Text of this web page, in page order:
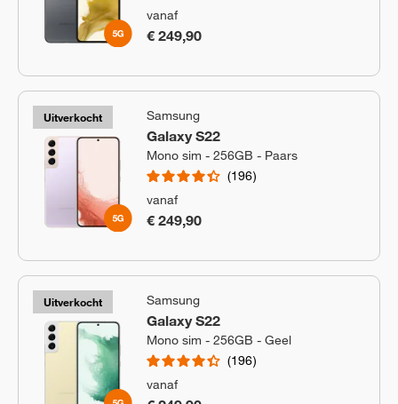
vanaf
€ 249,90
Uitverkocht Samsung
Galaxy S22
Mono sim - 256GB - Paars
196
vanaf
€ 249,90
Uitverkocht Samsung
Galaxy S22
Mono sim - 256GB - Geel
196
vanaf